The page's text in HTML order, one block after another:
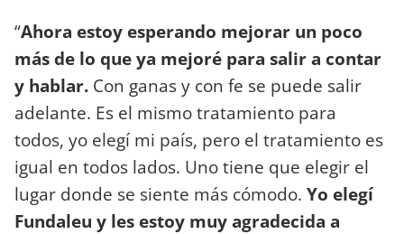
“Ahora estoy esperando mejorar un poco
más de lo que ya mejoré para salir a contar
y hablar. Con ganas y con fe se puede salir
adelante. Es el mismo tratamiento para
todos, yo elegí mi país, pero el tratamiento es
igual en todos lados. Uno tiene que elegir el
lugar donde se siente más cómodo. Yo elegí
Fundaleu y les estoy muy agradecida a